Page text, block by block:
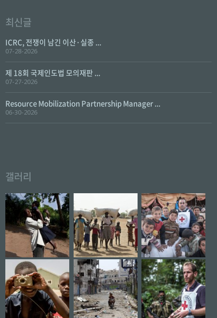
최신글
ICRC, 전쟁이 남긴 이산·실종 ...
07-28-2026
제 18회 국제인도법 모의재판 ...
07-27-2026
Resource Mobilization Partnership Manager ...
06-30-2026
갤러리